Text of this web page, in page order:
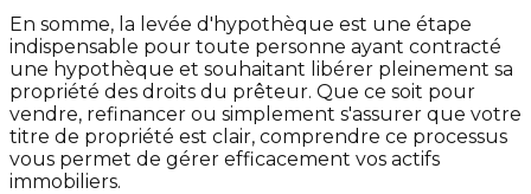
En somme, la levée d'hypothèque est une étape
indispensable pour toute personne ayant contracté
une hypothèque et souhaitant libérer pleinement sa
propriété des droits du prêteur. Que ce soit pour
vendre, refinancer ou simplement s'assurer que votre
titre de propriété est clair, comprendre ce processus
vous permet de gérer efficacement vos actifs
immobiliers.